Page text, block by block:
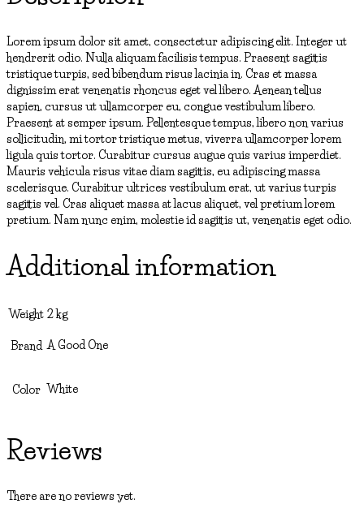
Lorem ipsum dolor sit amet, consectetur adipiscing elit. Integer ut
hendrerit odio. Nulla aliquam facilisis tempus. Praesent sagittis
tristique turpis, sed bibendum risus lacinia in. Cras et massa
dignissim erat venenatis rhoncus eget vel libero. Aenean tellus
sapien, cursus ut ullamcorper eu, congue vestibulum libero.
Praesent at semper ipsum. Pellentesque tempus, libero non varius
sollicitudin, mi tortor tristique metus, viverra ullamcorper lorem
ligula quis tortor. Curabitur cursus augue quis varius imperdiet.
Mauris vehicula risus vitae diam sagittis, eu adipiscing massa
scelerisque. Curabitur ultrices vestibulum erat, ut varius turpis
sagittis vel. Cras aliquet massa at lacus aliquet, vel pretium lorem
pretium. Nam nunc enim, molestie id sagittis ut, venenatis eget odio.
Additional information
Weight 2 kg
Brand A Good One
Color White
Reviews
There are no reviews yet.